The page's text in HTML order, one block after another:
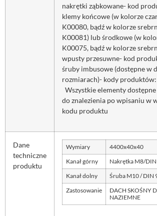
nakrętki ząbkowane- kod
klemy końcowe (w kolorze
K00080, bądź w kolorze
K00081) lub środkowe (w
K00075, bądź w kolorze
wpusty przesuwne- kod
śruby imbusowe (dostępne w
rozmiarach)- kody
Wszystkie elementy
do znalezienia po wpisaniu w
kodu produktu
Dane
techniczne
produktu
Wymiary 4400x40x40
Kanał górny Nakrętka M8/
Kanał dolny Śruba M10 / DIN
Zastosowanie
DACH SKOŚNY
NAZIEMNE